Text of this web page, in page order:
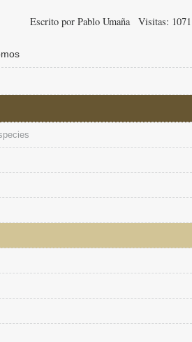
Escrito por Pablo Umaña Visitas: 1071